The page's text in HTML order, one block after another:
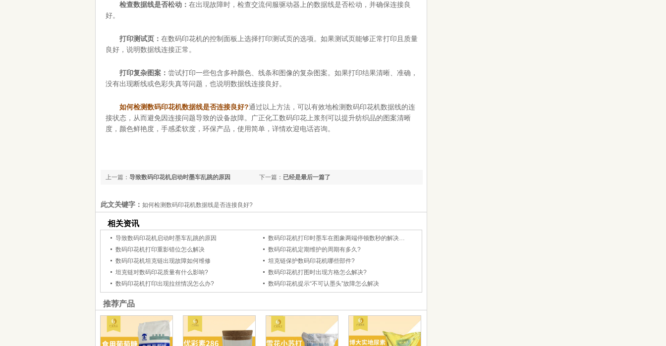
检查数据线是否松动： 在出现故障时，检查交流伺服驱动器上的数据线是否松动，并确保连接良
好。
打印测试页： 在数码印花机的控制面板上选择打印测试页的选项。如果测试页能够正常打印且质量
良好，说明数据线连接正常。
打印复杂图案： 尝试打印一些包含多种颜色、线条和图像的复杂图案。如果打印结果清晰、准确，
没有出现断线或色彩失真等问题，也说明数据线连接良好。
如何检测数码印花机数据线是否连接良好?通过以上方法，可以有效地检测数码印花机数据线的连
接状态，从而避免因连接问题导致的设备故障。广正化工数码印花上浆剂可以提升纺织品的图案清晰
度，颜色鲜艳度，手感柔软度，环保产品，使用简单，详情欢迎电话咨询。
下一篇： 已经是最后一篇了
上一篇： 导致数码印花机启动时墨车乱跳的原因
此文关键字： 如何检测数码印花机数据线是否连接良好?
相关资讯
导致数码印花机启动时墨车乱跳的原因
数码印花机打印时墨车在图象两端停顿数秒的解决方法
数码印花机打印重影错位怎么解决
数码印花机定期维护的周期有多久?
数码印花机坦克链出现故障如何维修
坦克链保护数码印花机哪些部件?
坦克链对数码印花质量有什么影响?
数码印花机打图时出现方格怎么解决?
数码印花机打印出现拉丝情况怎么办?
数码印花机提示“不可认墨头”故障怎么解决
推荐产品